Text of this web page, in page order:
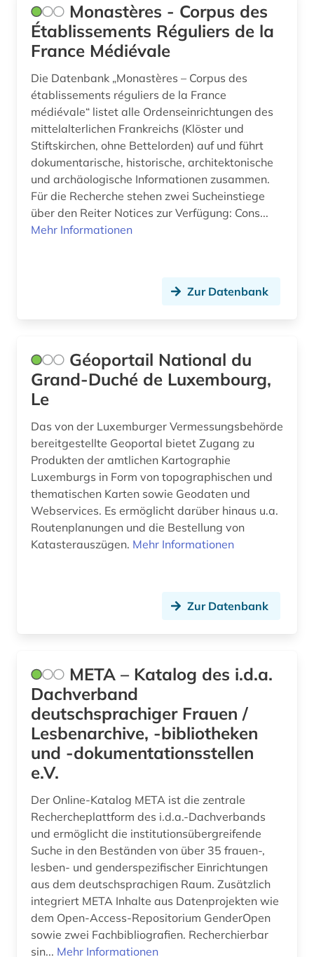
Monastères - Corpus des
Établissements Réguliers de la
France Médiévale
Die Datenbank „Monastères – Corpus des
établissements réguliers de la France
médiévale“ listet alle Ordenseinrichtungen des
mittelalterlichen Frankreichs (Klöster und
Stiftskirchen, ohne Bettelorden) auf und führt
dokumentarische, historische, architektonische
und archäologische Informationen zusammen.
Für die Recherche stehen zwei Sucheinstiege
über den Reiter Notices zur Verfügung: Cons...
Mehr Informationen
Zur Datenbank
Géoportail National du
Grand-Duché de Luxembourg,
Le
Das von der Luxemburger Vermessungsbehörde
bereitgestellte Geoportal bietet Zugang zu
Produkten der amtlichen Kartographie
Luxemburgs in Form von topographischen und
thematischen Karten sowie Geodaten und
Webservices. Es ermöglicht darüber hinaus u.a.
Routenplanungen und die Bestellung von
Katasterauszügen. Mehr Informationen
Zur Datenbank
META – Katalog des i.d.a.
Dachverband
deutschsprachiger Frauen /
Lesbenarchive, -bibliotheken
und -dokumentationsstellen
e.V.
Der Online-Katalog META ist die zentrale
Rechercheplattform des i.d.a.-Dachverbands
und ermöglicht die institutionsübergreifende
Suche in den Beständen von über 35 frauen-,
lesben- und genderspezifischer Einrichtungen
aus dem deutschsprachigen Raum. Zusätzlich
integriert META Inhalte aus Datenprojekten wie
dem Open-Access-Repositorium GenderOpen
sowie zwei Fachbibliografien. Recherchierbar
sin... Mehr Informationen